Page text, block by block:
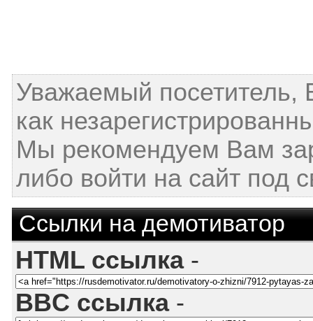
Уважаемый посетитель,
как
Мы рекомендуем Вам
либо войти на сайт под
Ссылки на демотиватор
HTML ссылка-
BBC ссылка-